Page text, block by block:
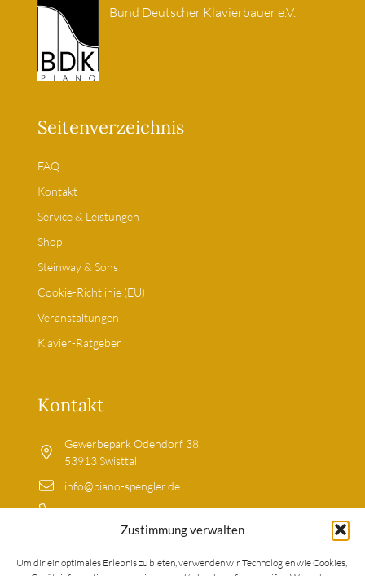
Zustimmung verwalten
Um dir ein optimales Erlebnis zu bieten, verwenden wir Technologien wie Cookies,
Bund Deutscher Klavierbauer e.V.
Seitenverzeichnis
FAQ
Kontakt
Service & Leistungen
Shop
Steinway & Sons
Cookie-Richtlinie (EU)
Veranstaltungen
Klavier-Ratgeber
Kontakt
Gewerbepark Odendorf 38,
53913 Swisttal
info@piano-spengler.de
02255-9203699
0179-5213317